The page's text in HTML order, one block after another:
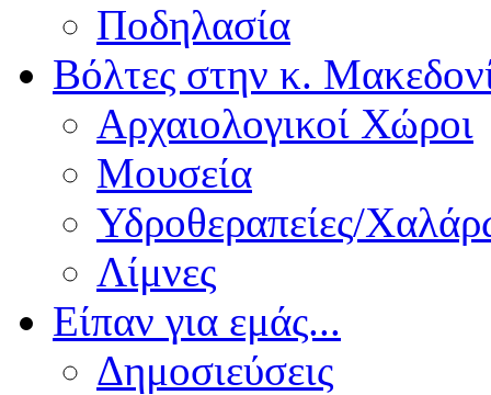
Ποδηλασία
Βόλτες στην κ.
Αρχαιολογικοί Χώροι
Μουσεία
Υδροθεραπείες/
Λίμνες
Είπαν για εμάς...
Δημοσιεύσεις